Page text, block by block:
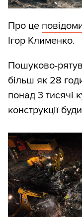
Про це
Ігор Клименко.
Пошуково-
більш як 28
понад 3 тисячі
конструкції